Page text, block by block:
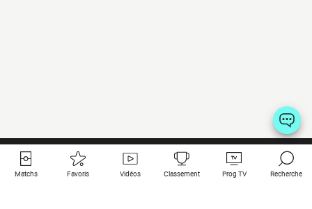
Matchs Favoris Vidéos Classement Prog TV Recherche